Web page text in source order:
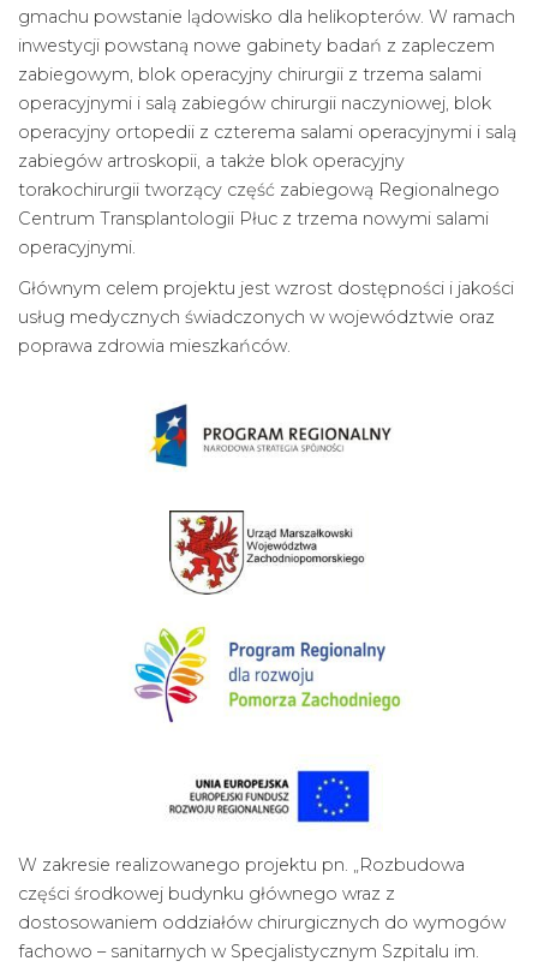
gmachu powstanie lądowisko dla helikopterów. W ramach
inwestycji powstaną nowe gabinety badań z zapleczem
zabiegowym, blok operacyjny chirurgii z trzema salami
operacyjnymi i salą zabiegów chirurgii naczyniowej, blok
operacyjny ortopedii z czterema salami operacyjnymi i salą
zabiegów artroskopii, a także blok operacyjny
torakochirurgii tworzący część zabiegową Regionalnego
Centrum Transplantologii Płuc z trzema nowymi salami
operacyjnymi.
Głównym celem projektu jest wzrost dostępności i jakości
usług medycznych świadczonych w województwie oraz
poprawa zdrowia mieszkańców.
W zakresie realizowanego projektu pn. „Rozbudowa
części środkowej budynku głównego wraz z
dostosowaniem oddziałów chirurgicznych do wymogów
fachowo – sanitarnych w Specjalistycznym Szpitalu im.